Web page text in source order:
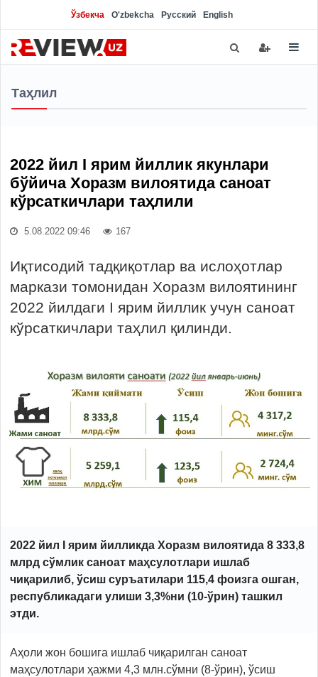
Ўзбекча O'zbekcha Русский English
Таҳлил
2022 йил I ярим йиллик якунлари
бўйича Хоразм вилоятида саноат
кўрсаткичлари таҳлили
5.08.2022 09:46 167
Иқтисодий тадқиқотлар ва ислоҳотлар
маркази томонидан Хоразм вилоятининг
2022 йилдаги I ярим йиллик учун саноат
кўрсаткичлари таҳлил қилинди.
2022 йил I ярим йилликда Хоразм вилоятида 8 333,8
млрд сўмлик саноат маҳсулотлари ишлаб
чиқарилиб, ўсиш суръатилари 115,4 фоизга ошган,
республикадаги улиши 3,3%ни (10-ўрин) ташкил
этди.
Аҳоли жон бошига ишлаб чиқарилган саноат
маҳсулотлари ҳажми 4,3 млн.сўмни (8-ўрин), ўсиш